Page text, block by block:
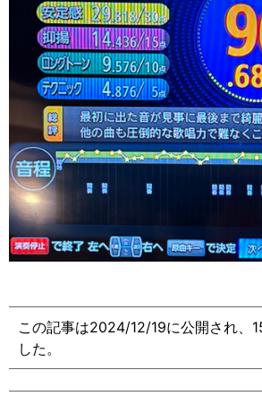
この記事は2024/12/19に公開され、
した。